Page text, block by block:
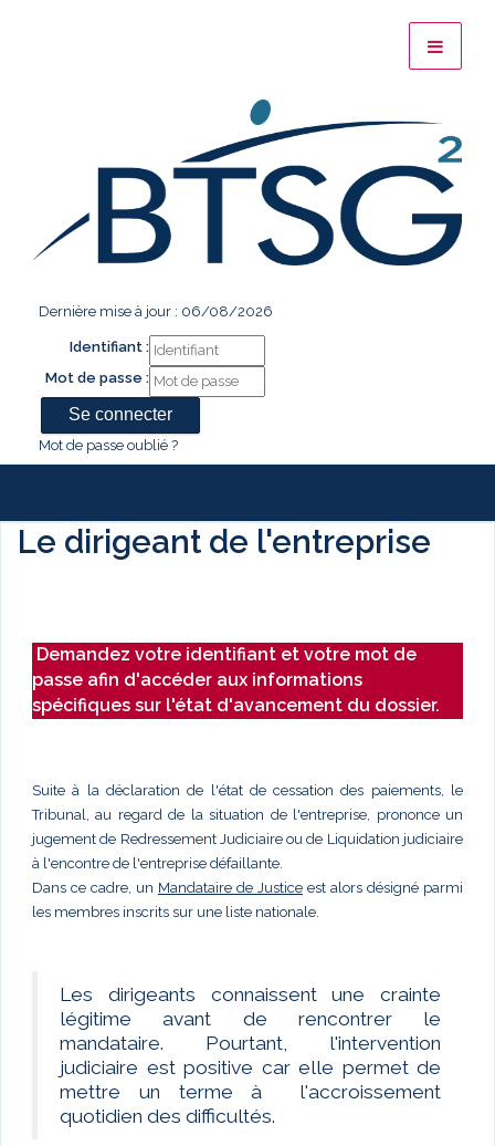
Dernière mise à jour : 06/08/2026
Identifiant :
Mot de passe :
Mot de passe oublié ?
Le dirigeant de l'entreprise
Demandez votre identifiant et votre mot de
passe afin d'accéder aux informations
spécifiques sur l'état d'avancement du dossier.
Suite à la déclaration de l'état de cessation des paiements, le
Tribunal, au regard de la situation de l'entreprise, prononce un
jugement de Redressement Judiciaire ou de Liquidation judiciaire
à l'encontre de l'entreprise défaillante.
Dans ce cadre, un Mandataire de Justice est alors désigné parmi
les membres inscrits sur une liste nationale.
Les dirigeants connaissent une crainte
légitime avant de rencontrer le
mandataire. Pourtant, l'intervention
judiciaire est positive car elle permet de
mettre un terme à l'accroissement
quotidien des difficultés.